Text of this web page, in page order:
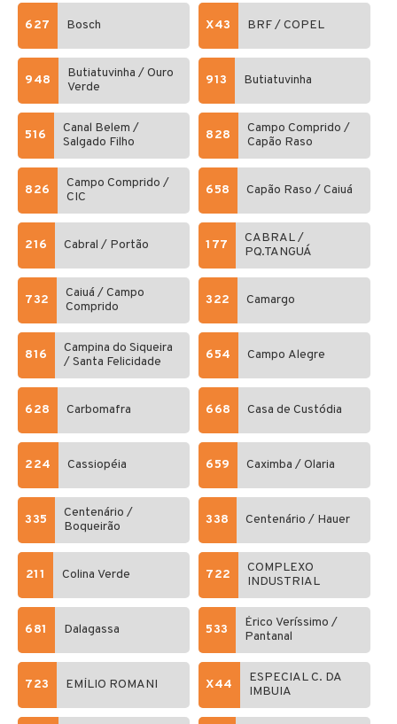
627 Bosch X43 BRF / COPEL
948
Butiatuvinha / Ouro
Verde
913 Butiatuvinha
516
Canal Belem /
Salgado Filho
828
Campo Comprido /
Capão Raso
826
Campo Comprido /
CIC
658 Capão Raso / Caiuá
216 Cabral / Portão 177
CABRAL /
PQ.TANGUÁ
732
Caiuá / Campo
Comprido
322 Camargo
816
Campina do Siqueira
/ Santa Felicidade
654 Campo Alegre
628 Carbomafra 668 Casa de Custódia
224 Cassiopéia 659 Caximba / Olaria
335
Centenário /
Boqueirão
338 Centenário / Hauer
211 Colina Verde 722
COMPLEXO
INDUSTRIAL
681 Dalagassa 533
Érico Veríssimo /
Pantanal
723 EMÍLIO ROMANI X44
ESPECIAL C. DA
IMBUIA